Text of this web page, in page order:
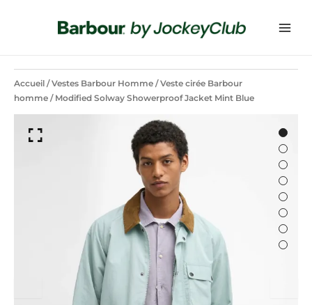
Accueil /Vestes Barbour Homme /Veste cirée Barbour
homme / Modified Solway Showerproof Jacket Mint Blue